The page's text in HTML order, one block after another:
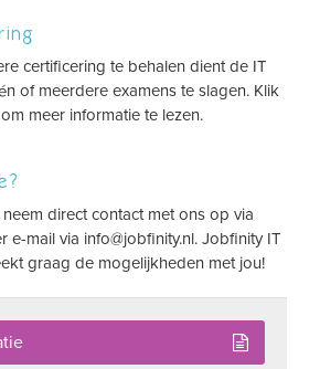
certificering te behalen dient de IT
of meerdere examens te slagen. Klik
meer informatie te lezen.
direct contact met ons op via
e-mail via info@jobfinity.nl. Jobfinity IT
graag de mogelijkheden met jou!